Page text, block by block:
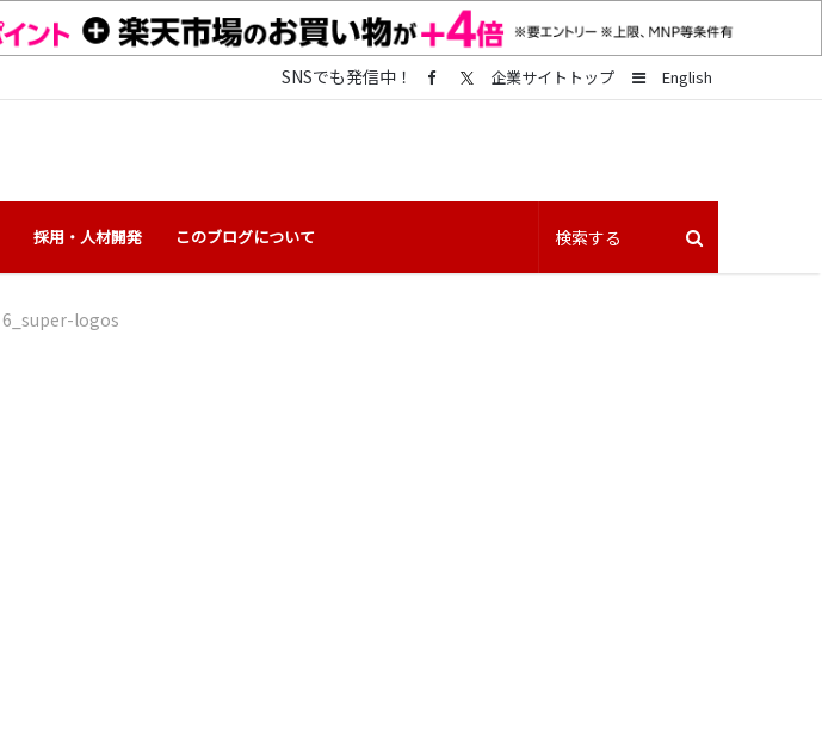
English
Sidebar
企業サイトトップ
SNSでも発信中！
採用・人材開発 このブログについて
6_super-logos